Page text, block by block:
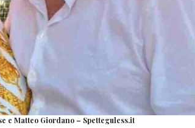
e Matteo Giordano – Spetteguless.it